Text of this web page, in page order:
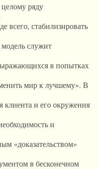
ряду
всего, стабилизировать
модель служит
в попытках
мир к лучшему». В
и его окружения
и
«доказательством»
в бесконечном